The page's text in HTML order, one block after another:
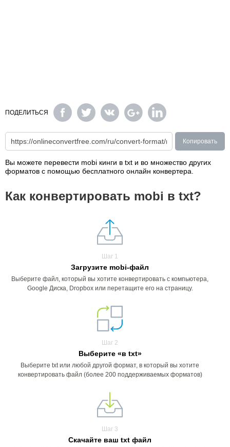
ПОДЕЛИТЬСЯ
Копировать
Вы можете перевести mobi кинги в txt и во множество других
форматов с помощью бесплатного онлайн конвертера.
Как конвертировать mobi в txt?
Шаг 1
Загрузите mobi-файл
Выберите файл, который вы хотите конвертировать с компьютера,
Google Диска, Dropbox или перетащите его на страницу.
Шаг 2
Выберите «в txt»
Выберите txt или любой другой формат, в который вы хотите
конвертировать файл (более 200 поддерживаемых форматов)
Шаг 3
Скачайте ваш txt файл